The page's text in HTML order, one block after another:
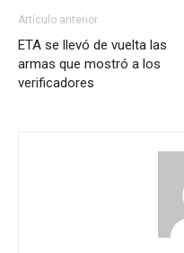
Artículo anterior
ETA se llevó de vuelta las
armas que mostró a los
verificadores